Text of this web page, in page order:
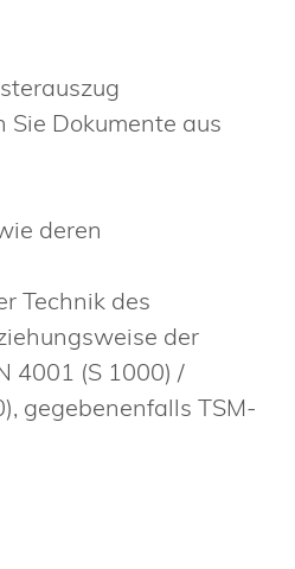
Dokumente aus
deren
Technik des
der
4001 (S 1000) /
gegebenenfalls TSM-